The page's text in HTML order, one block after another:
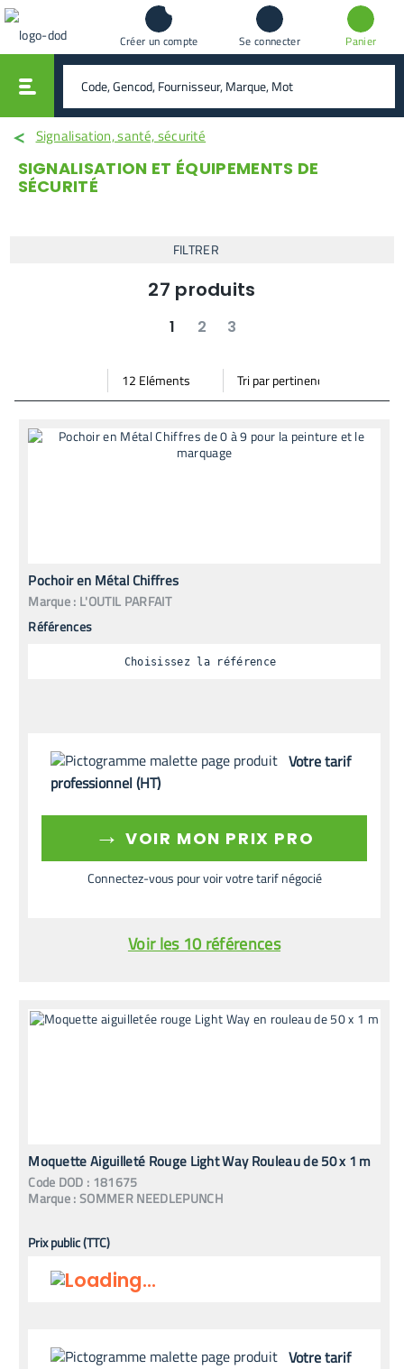
Créer un compte Se connecter Panier
rechercher
Signalisation, santé, sécurité
SIGNALISATION ET ÉQUIPEMENTS DE
SÉCURITÉ
FILTRER
27 produits
1 2 3
Mode vignette
Mode bande
Par
page
Trier
par
Pochoir en Métal Chiffres
Marque : L'OUTIL PARFAIT
Références
Choisissez la référence
Votre tarif
professionnel (HT)
→ VOIR MON PRIX PRO
Connectez-vous pour voir votre tarif négocié
Voir les 10 références
Moquette Aiguilleté Rouge Light Way Rouleau de 50 x 1 m
Code DOD : 181675
Marque :SOMMER NEEDLEPUNCH
Prix public (TTC)
Votre tarif